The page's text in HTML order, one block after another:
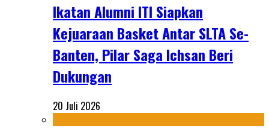
Ikatan Alumni ITI Siapkan
Kejuaraan Basket Antar SLTA Se-
Banten, Pilar Saga Ichsan Beri
Dukungan
20 Juli 2026